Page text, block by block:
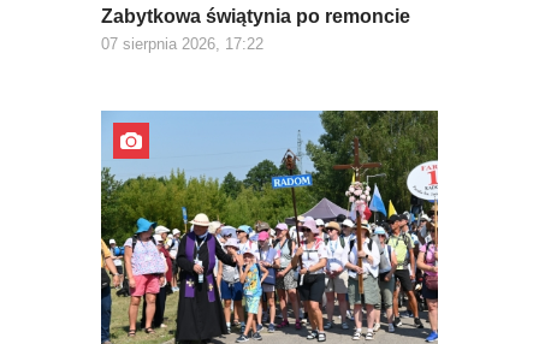
Zabytkowa świątynia po remoncie
07 sierpnia 2026, 17:22